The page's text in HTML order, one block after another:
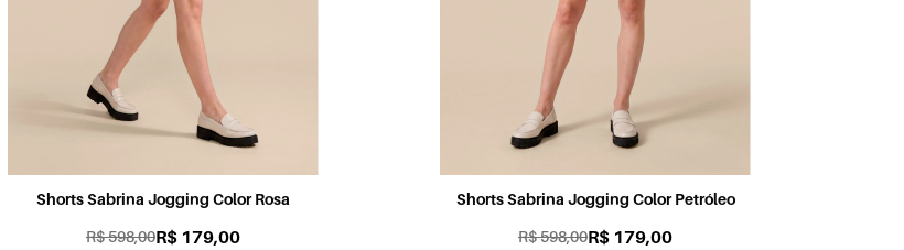
Shorts Sabrina Jogging Color Rosa
R$ 598,00R$ 179,00
Shorts Sabrina Jogging Color Petróleo
R$ 598,00R$ 179,00